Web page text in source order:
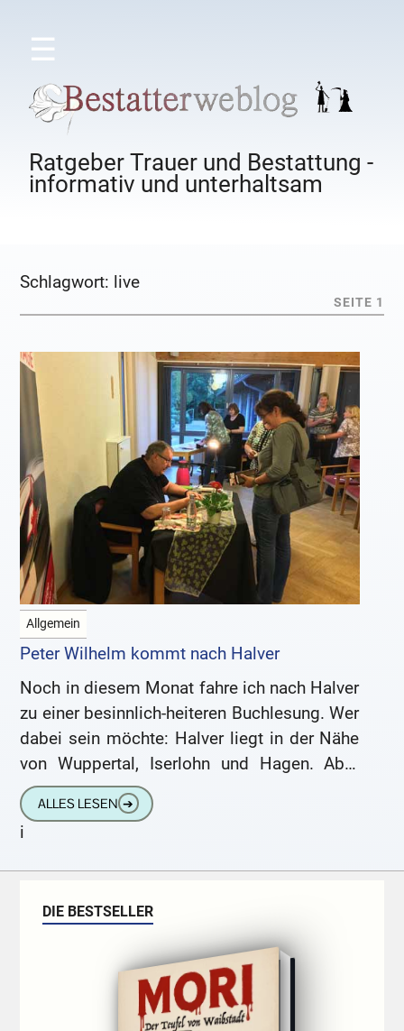
☰
Ratgeber Trauer und Bestattung -
informativ und unterhaltsam
Schlagwort: live
SEITE 1
Allgemein
Peter Wilhelm kommt nach Halver
Noch in diesem Monat fahre ich nach Halver
zu einer besinnlich-heiteren Buchlesung. Wer
dabei sein möchte: Halver liegt in der Nähe
von Wuppertal, Iserlohn und Hagen. Aber
auch das Ruhrgebiet
ALLES LESEN ➔
i
DIE BESTSELLER